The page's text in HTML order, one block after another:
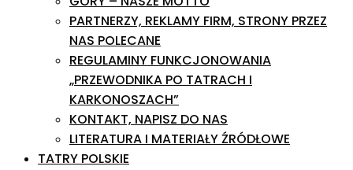
PARTNERZY, REKLAMY FIRM, STRONY PRZEZ
NAS POLECANE
REGULAMINY FUNKCJONOWANIA
„PRZEWODNIKA PO TATRACH I
KARKONOSZACH”
KONTAKT, NAPISZ DO NAS
LITERATURA I MATERIAŁY ŹRÓDŁOWE
TATRY POLSKIE